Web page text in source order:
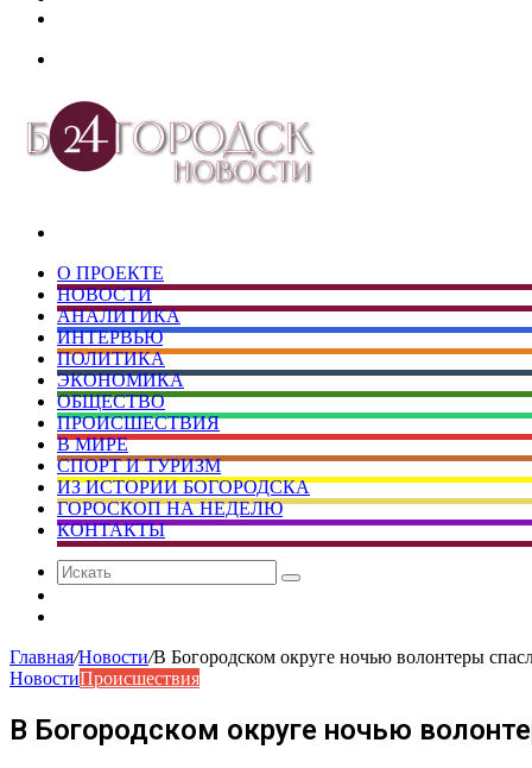
О ПРОЕКТЕ
НОВОСТИ
АНАЛИТИКА
ИНТЕРВЬЮ
ПОЛИТИКА
ЭКОНОМИКА
ОБЩЕСТВО
ПРОИСШЕСТВИЯ
В МИРЕ
СПОРТ И ТУРИЗМ
ИЗ ИСТОРИИ БОГОРОДСКА
ГОРОСКОП НА НЕДЕЛЮ
КОНТАКТЫ
Искать
Главная/Новости/В Богородском округе ночью волонтеры
НовостиПроисшествия
В Богородском округе ночью